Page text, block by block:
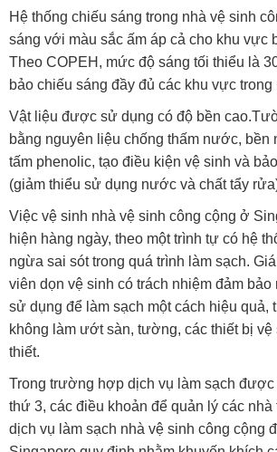
Hệ thống chiếu sáng trong nhà vệ sinh
sáng với màu sắc ấm áp cả cho khu vực
Theo COPEH, mức độ sáng tối thiểu là
bảo chiếu sáng đầy đủ các khu vực trong
Vật liệu được sử dụng có độ bền
bằng nguyên liệu chống thấm nước, bền
tấm phenolic, tạo điều kiện vệ sinh và
(giảm thiểu sử dụng nước và chất tẩy
Việc vệ sinh nhà vệ sinh công cộng ở
hiện hàng ngày, theo một trình tự có hệ
ngừa sai sót trong quá trình làm sạch.
viên dọn vệ sinh có trách nhiệm đảm
sử dụng để làm sạch một cách hiệu quả,
không làm ướt sàn, tường, các thiết bị vệ
thiết.
Trong trường hợp dịch vụ làm sạch
thứ 3, các điều khoản để quản lý các nhà
dịch vụ làm sạch nhà vệ sinh công cộng